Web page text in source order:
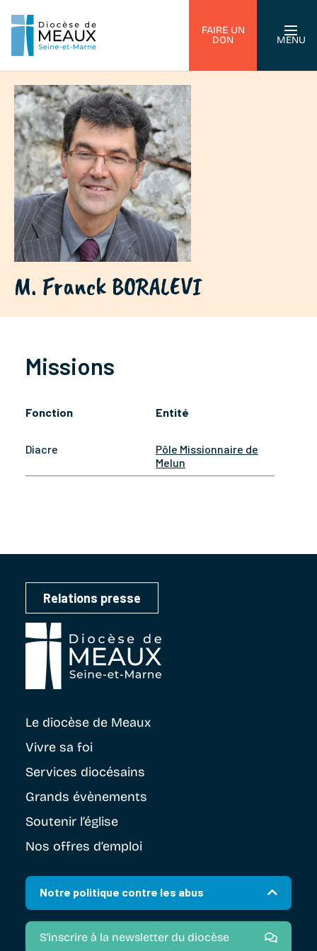
FAIRE UN
DON
MENU
M. Franck BORALEVI
Missions
Fonction Entité
Diacre
Pôle Missionnaire de
Melun
Relations presse
Le diocèse de Meaux
Vivre sa foi
Services diocésains
Grands évènements
Soutenir l’église
Nos offres d’emploi
Notre politique contre les abus
S'inscrire à la newsletter du diocèse